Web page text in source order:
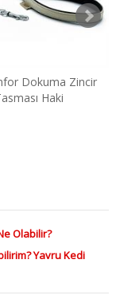
Dokuma Zincir
Haki
Olabilir?
Yavru Kedi